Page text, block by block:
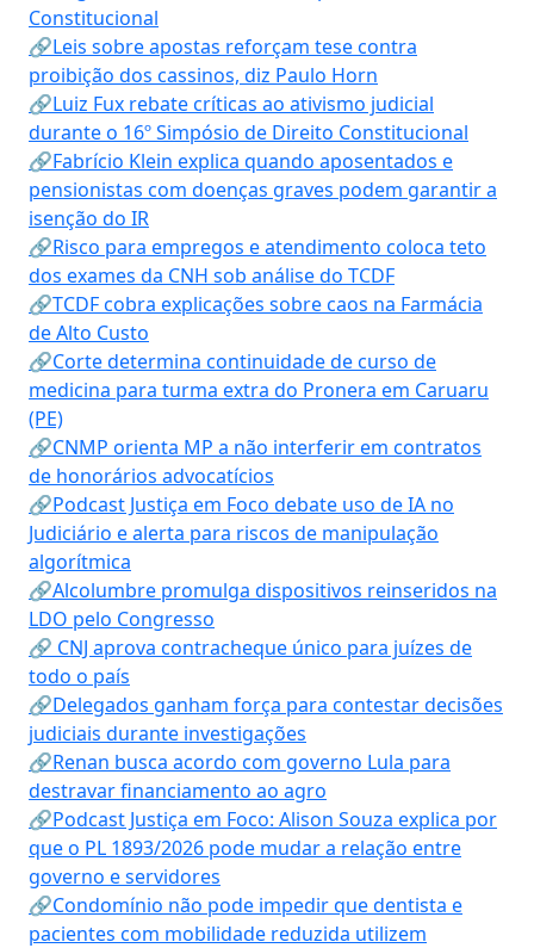
Constitucional
🔗Leis sobre apostas reforçam tese contra
proibição dos cassinos, diz Paulo Horn
🔗Luiz Fux rebate críticas ao ativismo judicial
durante o 16º Simpósio de Direito Constitucional
🔗Fabrício Klein explica quando aposentados e
pensionistas com doenças graves podem garantir a
isenção do IR
🔗Risco para empregos e atendimento coloca teto
dos exames da CNH sob análise do TCDF
🔗TCDF cobra explicações sobre caos na Farmácia
de Alto Custo
🔗Corte determina continuidade de curso de
medicina para turma extra do Pronera em Caruaru
(PE)
🔗CNMP orienta MP a não interferir em contratos
de honorários advocatícios
🔗Podcast Justiça em Foco debate uso de IA no
Judiciário e alerta para riscos de manipulação
algorítmica
🔗Alcolumbre promulga dispositivos reinseridos na
LDO pelo Congresso
🔗 CNJ aprova contracheque único para juízes de
todo o país
🔗Delegados ganham força para contestar decisões
judiciais durante investigações
🔗Renan busca acordo com governo Lula para
destravar financiamento ao agro
🔗Podcast Justiça em Foco: Alison Souza explica por
que o PL 1893/2026 pode mudar a relação entre
governo e servidores
🔗Condomínio não pode impedir que dentista e
pacientes com mobilidade reduzida utilizem